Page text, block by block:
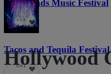
Lost Lands Music Festival
121
Tacos and Tequila Festival
691
Hollywood